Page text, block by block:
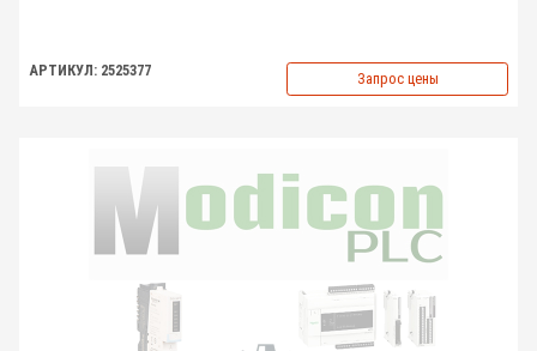
АРТИКУЛ: 2525377 Запрос цены